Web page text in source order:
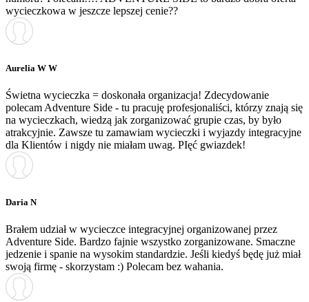
wycieczkowa w jeszcze lepszej cenie??
Aurelia W W
Świetna wycieczka = doskonała organizacja! Zdecydowanie
polecam Adventure Side - tu pracuję profesjonaliści, którzy znają się
na wycieczkach, wiedzą jak zorganizować grupie czas, by było
atrakcyjnie. Zawsze tu zamawiam wycieczki i wyjazdy integracyjne
dla Klientów i nigdy nie miałam uwag. PIęć gwiazdek!
Daria N
Brałem udział w wycieczce integracyjnej organizowanej przez
Adventure Side. Bardzo fajnie wszystko zorganizowane. Smaczne
jedzenie i spanie na wysokim standardzie. Jeśli kiedyś będę już miał
swoją firmę - skorzystam :) Polecam bez wahania.